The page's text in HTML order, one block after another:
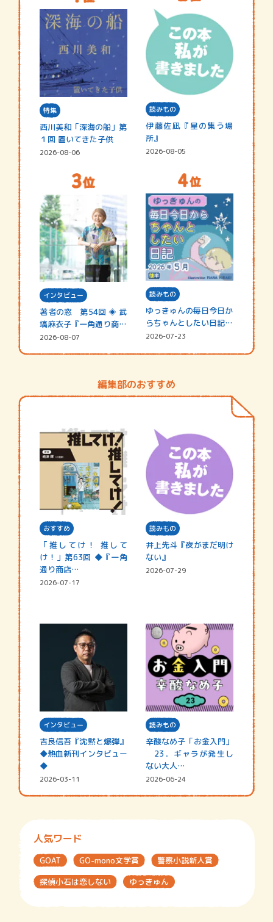
特集
西川美和「深海の船」第
１回 置いてきた子供
2026-08-06
読みもの
伊藤佐凪『星の集う場
所』
2026-08-05
インタビュー
著者の窓 第54回 ◈ 武
塙麻衣子『一角通り商店
街の…
2026-08-07
読みもの
ゆっきゅんの毎日今日か
らちゃんとしたい日記
☆202…
2026-07-23
編集部のおすすめ
おすすめ
「推してけ！ 推して
け！」第63回 ◆『一角
通り商店…
2026-07-17
読みもの
井上先斗『夜がまだ明け
ない』
2026-07-29
インタビュー
吉良信吾『沈黙と爆弾』
◆熱血新刊インタビュー
◆
2026-03-11
読みもの
辛酸なめ子「お金入門」
23．ギャラが発生し
ない大人…
2026-06-24
人気ワード
GOAT GO-mono文学賞
警察小説新人賞
探偵小石は恋しない
ゆっきゅん